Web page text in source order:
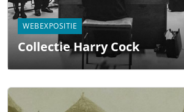
WEBEXPOSITIE
Collectie Harry Cock